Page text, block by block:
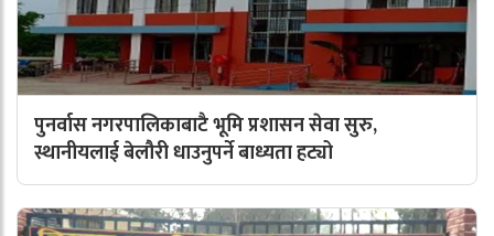
पुनर्वास नगरपालिकाबाटै भूमि प्रशासन सेवा सुरु,
स्थानीयलाई बेलौरी धाउनुपर्ने बाध्यता हट्यो